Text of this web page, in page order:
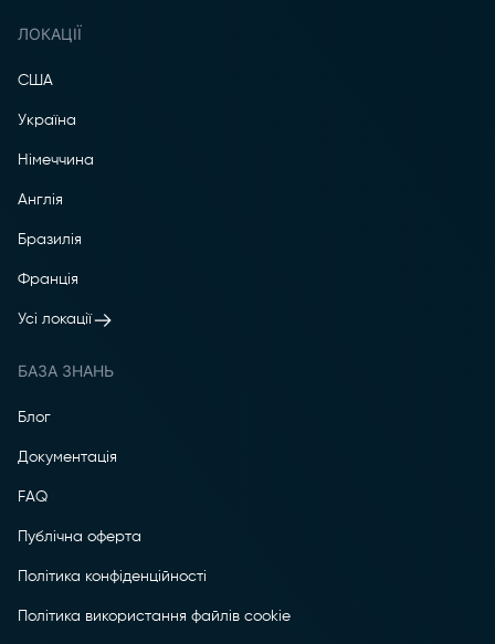
ЛОКАЦІЇ
США
Україна
Німеччина
Англія
Бразилія
Франція
Усі локації
БАЗА ЗНАНЬ
Блог
Документація
FAQ
Публічна оферта
Політика конфіденційності
Політика використання файлів cookie